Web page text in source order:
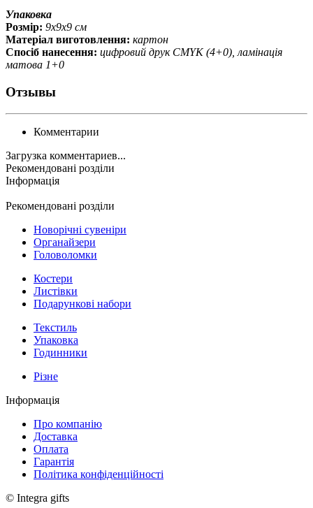
Упаковка
Розмір: 9х9х9 см
Матеріал виготовлення: картон
Спосіб нанесення: цифровий друк CMYK (4+0), ламінація
матова 1+0
Отзывы
Комментарии
Загрузка комментариев...
Рекомендовані розділи
Інформація
Рекомендовані розділи
Новорічні сувеніри
Органайзери
Головоломки
Костери
Листівки
Подарункові набори
Текстиль
Упаковка
Годинники
Різне
Інформація
Про компанію
Доставка
Оплата
Гарантія
Політика конфіденційності
© Integra gifts